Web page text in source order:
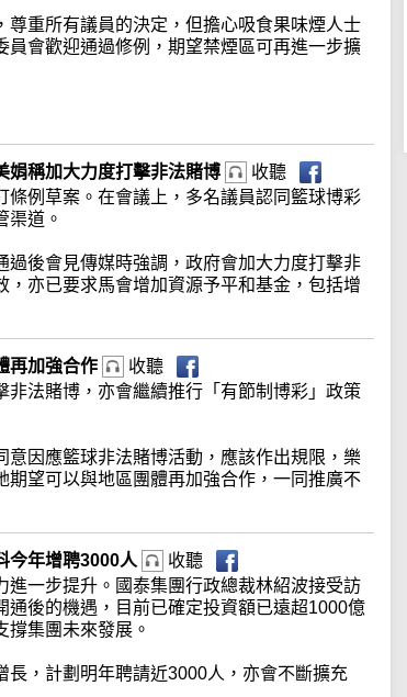
重所有議員的決定，但擔心吸食果味煙人士
員會歡迎通過修例，期望禁煙區可再進一步擴
稱加大力度打擊非法賭博
收聽
例草案。在會議上，多名議員認同籃球博彩
渠道。
過後會見傳媒時強調，政府會加大力度打擊非
亦已要求馬會增加資源予平和基金，包括增
再加強合作
收聽
非法賭博，亦會繼續推行「有節制博彩」政策
因應籃球非法賭博活動，應該作出規限，樂
期望可以與地區團體再加強合作，一同推廣不
今年增聘3000人
收聽
進一步提升。國泰集團行政總裁林紹波接受訪
通後的機遇，目前已確定投資額已遠超1000億
撐集團未來發展。
，計劃明年聘請近3000人，亦會不斷擴充